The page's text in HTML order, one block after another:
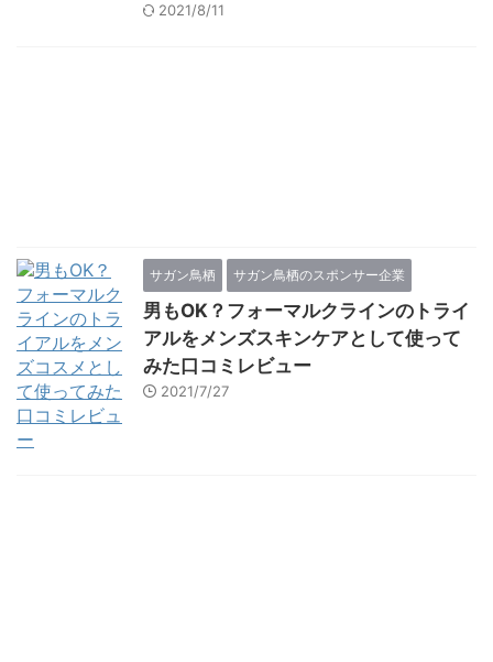
2021/8/11
サガン鳥栖 サガン鳥栖のスポンサー企業
男もOK？フォーマルクラインのトライ
アルをメンズスキンケアとして使って
みた口コミレビュー
2021/7/27